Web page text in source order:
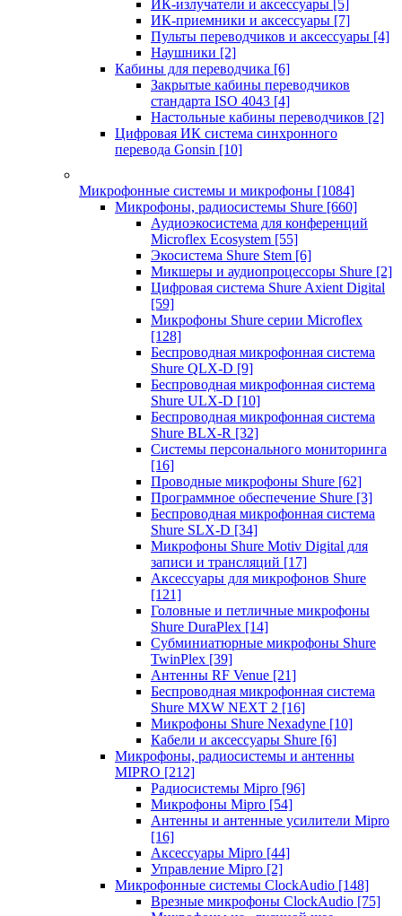
ИК-излучатели и аксессуары [5]
ИК-приемники и аксессуары [7]
Пульты переводчиков и аксессуары [4]
Наушники [2]
Кабины для переводчика [6]
Закрытые кабины переводчиков
стандарта ISO 4043 [4]
Настольные кабины переводчиков [2]
Цифровая ИК система синхронного
перевода Gonsin [10]
Микрофонные системы и микрофоны [1084]
Микрофоны, радиосистемы Shure [660]
Аудиоэкосистема для конференций
Microflex Ecosystem [55]
Экосистема Shure Stem [6]
Микшеры и аудиопроцессоры Shure [2]
Цифровая система Shure Axient Digital
[59]
Микрофоны Shure серии Microflex
[128]
Беспроводная микрофонная система
Shure QLX-D [9]
Беспроводная микрофонная система
Shure ULX-D [10]
Беспроводная микрофонная система
Shure BLX-R [32]
Системы персонального мониторинга
[16]
Проводные микрофоны Shure [62]
Программное обеспечение Shure [3]
Беспроводная микрофонная система
Shure SLX-D [34]
Микрофоны Shure Motiv Digital для
записи и трансляций [17]
Аксессуары для микрофонов Shure
[121]
Головные и петличные микрофоны
Shure DuraPlex [14]
Субминиатюрные микрофоны Shure
TwinPlex [39]
Антенны RF Venue [21]
Беспроводная микрофонная система
Shure MXW NEXT 2 [16]
Микрофоны Shure Nexadyne [10]
Кабели и аксессуары Shure [6]
Микрофоны, радиосистемы и антенны
MIPRO [212]
Радиосистемы Mipro [96]
Микрофоны Mipro [54]
Антенны и антенные усилители Mipro
[16]
Аксессуары Mipro [44]
Управление Mipro [2]
Микрофонные системы ClockAudio [148]
Врезные микрофоны ClockAudio [75]